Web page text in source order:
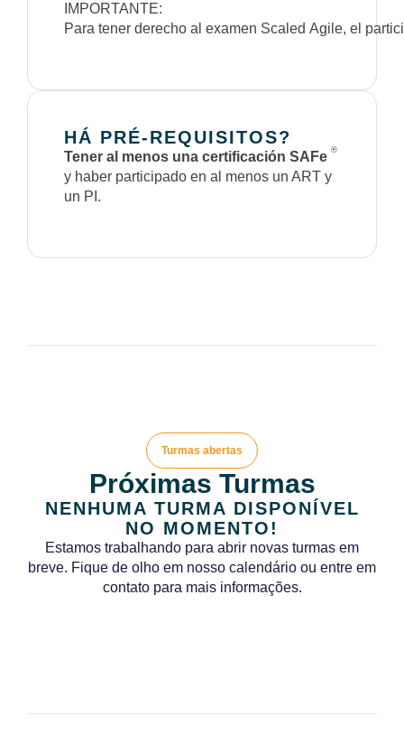
IMPORTANTE:
Para tener derecho al examen Scaled Agile, el
HÁ PRÉ-REQUISITOS?
Tener al menos una certificación SAFe ®
y haber participado en al menos un ART y
un PI.
Turmas abertas
Próximas Turmas
NENHUMA TURMA DISPONÍVEL
NO MOMENTO!
Estamos trabalhando para abrir novas turmas em
breve. Fique de olho em nosso calendário ou entre em
contato para mais informações.